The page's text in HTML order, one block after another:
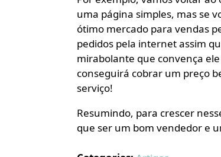
uma página simples, mas se
ótimo mercado para vendas
pedidos pela internet assim
mirabolante que convença
conseguirá cobrar um preço
serviço!
Resumindo, para crescer
que ser um bom vendedor e